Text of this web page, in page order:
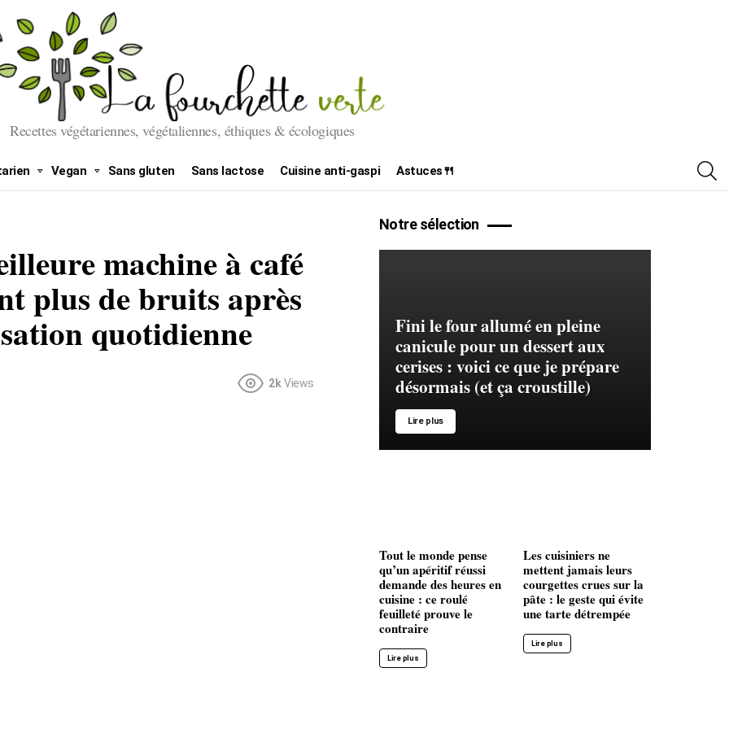
Recettes végétariennes, végétaliennes, éthiques & écologiques
Vegan Sans gluten Sans lactose Cuisine anti-gaspi Astuces🍴
machine à café
plus de bruits après
quotidienne
2k Views
Notre sélection
Fini le four allumé en pleine
canicule pour un dessert aux
cerises : voici ce que je prépare
désormais (et ça croustille)
Lire plus
Tout le monde pense
qu’un apéritif réussi
demande des heures en
cuisine : ce roulé
feuilleté prouve le
contraire
Lire plus
Les cuisiniers ne
mettent jamais leurs
courgettes crues sur la
pâte : le geste qui évite
une tarte détrempée
Lire plus